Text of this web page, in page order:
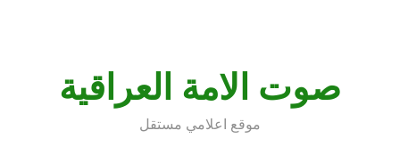
صوت الامة العراقية
موقع اعلامي مستقل